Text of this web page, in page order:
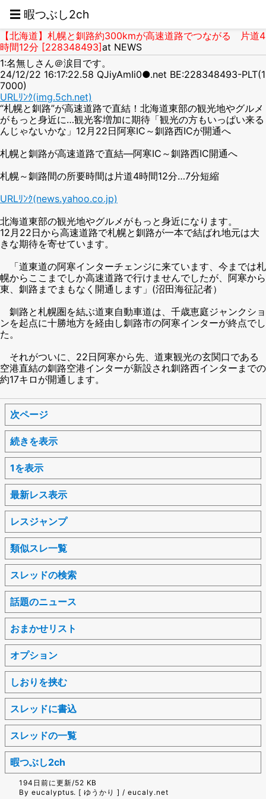
☰ 暇つぶし2ch
【北海道】札幌と釧路約300kmが高速道路でつながる 片道4
時間12分 [228348493]at NEWS
1:名無しさん＠涙目です。
24/12/22 16:17:22.58 QJiyAmIi0●.net BE:228348493-PLT(1
7000)
URLﾘﾝｸ(img.5ch.net)
“札幌と釧路”が高速道路で直結！北海道東部の観光地やグルメ
がもっと身近に…観光客増加に期待「観光の方もいっぱい来る
んじゃないかな」12月22日阿寒IC～釧路西ICが開通へ
札幌と釧路が高速道路で直結―阿寒IC～釧路西IC開通へ
札幌～釧路間の所要時間は片道4時間12分…7分短縮
URLﾘﾝｸ(news.yahoo.co.jp)
北海道東部の観光地やグルメがもっと身近になります。
12月22日から高速道路で札幌と釧路が一本で結ばれ地元は大
きな期待を寄せています。
「道東道の阿寒インターチェンジに来ています、今までは札
幌からここまでしか高速道路で行けませんでしたが、阿寒から
東、釧路までまもなく開通します」(沼田海征記者）
釧路と札幌圏を結ぶ道東自動車道は、千歳恵庭ジャンクショ
ンを起点に十勝地方を経由し釧路市の阿寒インターが終点でし
た。
それがついに、22日阿寒から先、道東観光の玄関口である
空港直結の釧路空港インターが新設され釧路西インターまでの
約17キロが開通します。
次ページ
続きを表示
1を表示
最新レス表示
レスジャンプ
類似スレ一覧
スレッドの検索
話題のニュース
おまかせリスト
オプション
しおりを挟む
スレッドに書込
スレッドの一覧
暇つぶし2ch
194日前に更新/52 KB
By eucalyptus. [ ゆうかり ] / eucaly.net